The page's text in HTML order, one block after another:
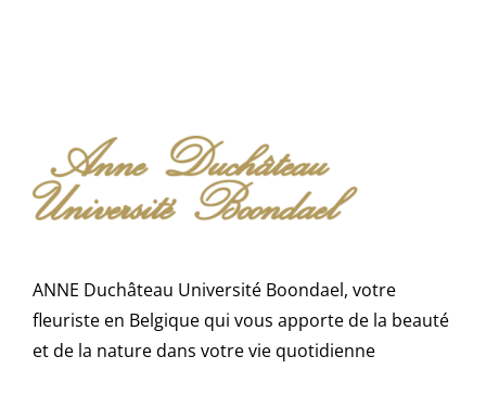
ANNE Duchâteau Université Boondael, votre
fleuriste en Belgique qui vous apporte de la beauté
et de la nature dans votre vie quotidienne